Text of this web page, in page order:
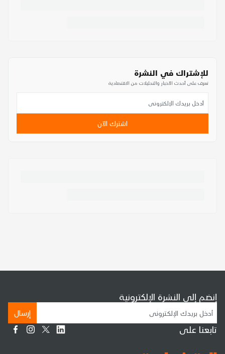
للإشتراك في النشرة
تعرف على أحدث الأخبار والتحليلات من الاقتصادية
اشترك الآن
إنضم إلى النشرة الإلكترونية
إرسال
تابعنا على